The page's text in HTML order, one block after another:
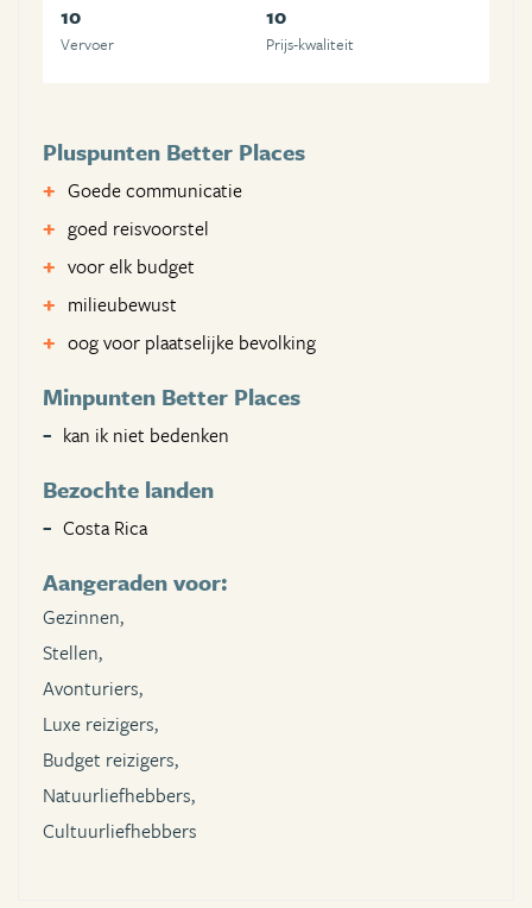
10
Vervoer
10
Prijs-kwaliteit
Pluspunten Better Places
Goede communicatie
goed reisvoorstel
voor elk budget
milieubewust
oog voor plaatselijke bevolking
Minpunten Better Places
kan ik niet bedenken
Bezochte landen
Costa Rica
Aangeraden voor:
Gezinnen,
Stellen,
Avonturiers,
Luxe reizigers,
Budget reizigers,
Natuurliefhebbers,
Cultuurliefhebbers